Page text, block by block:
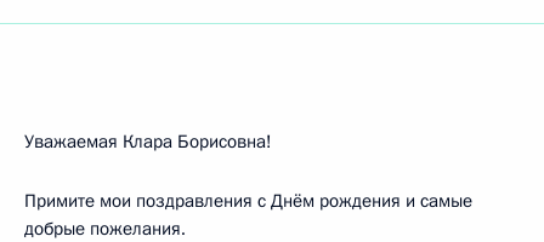
Уважаемая Клара Борисовна!
Примите мои поздравления с Днём рождения и самые
добрые пожелания.